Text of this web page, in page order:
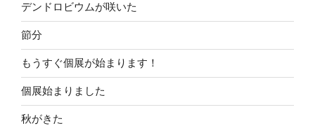
デンドロビウムが咲いた
節分
もうすぐ個展が始まります！
個展始まりました
秋がきた